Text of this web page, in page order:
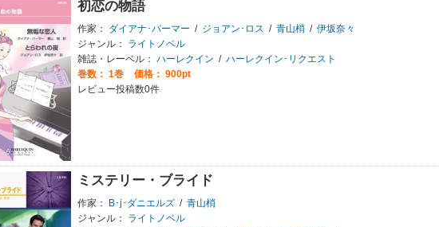
初恋の物語
作家： ダイアナ･パーマー / ジョアン･ロス / 青山梢 / 伊坂奈々
ジャンル：
ライトノベル
雑誌・レーベル： ハーレクイン / ハーレクイン･リクエスト
巻数： 1巻
価格： 900pt
レビュー投稿数0件
ミステリー・ブライド
作家： B･j･ダニエルズ / 青山梢
ジャンル：
ライトノベル